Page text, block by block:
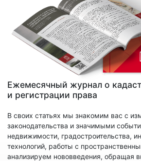
Ежемесячный журнал о
и регистрации права
В своих статьях мы знакомим вас с
законодательства и значимыми
недвижимости, градостроительства,
технологий, работы с
анализируем нововведения, обращая